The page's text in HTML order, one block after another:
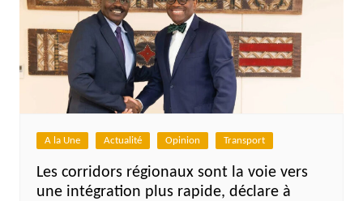
A la Une Actualité Opinion Transport
Les corridors régionaux sont la voie vers
une intégration plus rapide, déclare à